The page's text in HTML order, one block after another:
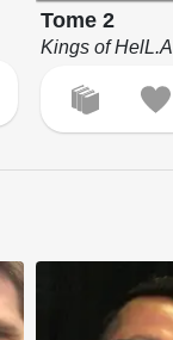
Tome 2
Kings of